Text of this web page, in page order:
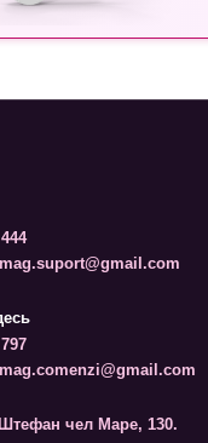
чел Маре, 130.